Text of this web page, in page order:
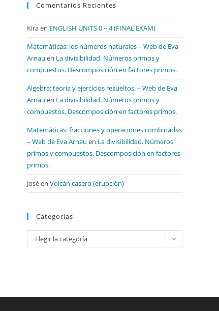
Comentarios Recientes
Kiraen ENGLISH UNITS 0 – 4 (FINAL EXAM)
Matemáticas: los números naturales – Web de Eva
Arnau en La divisibilidad. Números primos y
compuestos. Descomposición en factores primos.
Álgebra: teoría y ejercicios resueltos. – Web de Eva
Arnau en La divisibilidad. Números primos y
compuestos. Descomposición en factores primos.
Matemáticas: fracciones y operaciones combinadas
– Web de Eva Arnau en La divisibilidad. Números
primos y compuestos. Descomposición en factores
primos.
Joséen Volcán casero (erupción)
Categorías
Categorías
Elegir la categoría